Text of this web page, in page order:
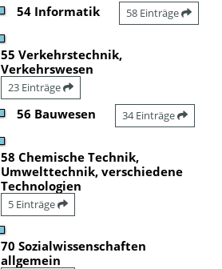
54 Informatik 58 Einträge
55 Verkehrstechnik,
Verkehrswesen
23 Einträge
56 Bauwesen 34 Einträge
58 Chemische Technik,
Umwelttechnik, verschiedene
Technologien
5 Einträge
70 Sozialwissenschaften
allgemein